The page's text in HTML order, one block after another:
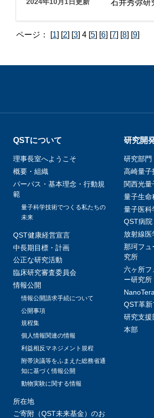
石井秀弥研
ページ： [1] [2] [3] 4 [5] [6] [7] [8] [9]
QSTについて
理事長室へようこそ
概要・組織
パーパス・基本理念・行動規
範
量子科学技術でつくる私たちの
未来
QST健康経営宣言
中長期目標・計画
公正な研究活動
臨床研究審査委員会
情報公開
情報公開請求手続について
公開事項
規程集
個人情報関連の情報
利益相反マネジメント規程
附帯決議等をふまえた総務省通
知に基づく情報公開
動物実験に関する情報
所在地
ご寄附（QST未来基金）のお
研究開
研究部門
高崎量子
関西光
量子生命
量子医科
QST病院
放射線医
那珂フュ
究所
六ヶ所フ
ー研究所
QST革新
研究支援
本部